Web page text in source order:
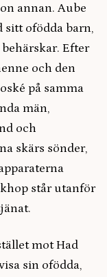
annan. Aube
sitt ofödda barn,
Efter
och den
på samma
män,
och
skärs sönder,
står utanför
mot Had
sin ofödda,